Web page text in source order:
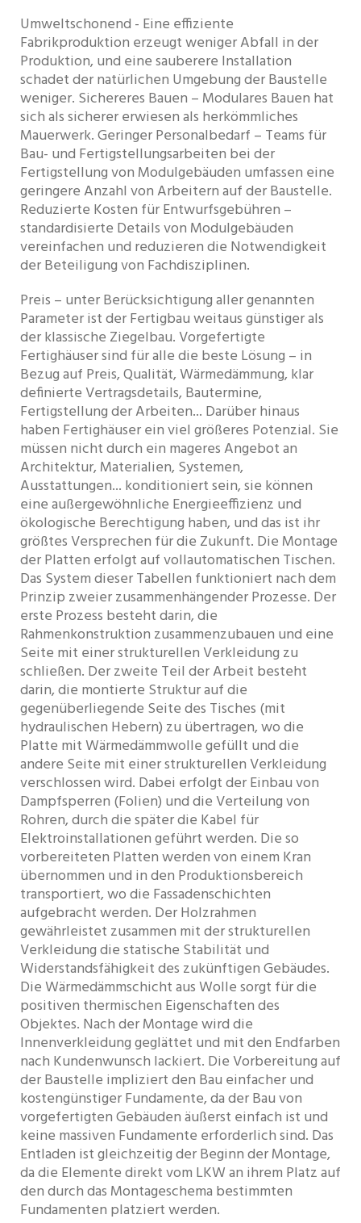
Umweltschonend - Eine effiziente
Fabrikproduktion erzeugt weniger Abfall in der
Produktion, und eine sauberere Installation
schadet der natürlichen Umgebung der Baustelle
weniger. Sichereres Bauen – Modulares Bauen hat
sich als sicherer erwiesen als herkömmliches
Mauerwerk. Geringer Personalbedarf – Teams für
Bau- und Fertigstellungsarbeiten bei der
Fertigstellung von Modulgebäuden umfassen eine
geringere Anzahl von Arbeitern auf der Baustelle.
Reduzierte Kosten für Entwurfsgebühren –
standardisierte Details von Modulgebäuden
vereinfachen und reduzieren die Notwendigkeit
der Beteiligung von Fachdisziplinen.
Preis – unter Berücksichtigung aller genannten
Parameter ist der Fertigbau weitaus günstiger als
der klassische Ziegelbau. Vorgefertigte
Fertighäuser sind für alle die beste Lösung – in
Bezug auf Preis, Qualität, Wärmedämmung, klar
definierte Vertragsdetails, Bautermine,
Fertigstellung der Arbeiten... Darüber hinaus
haben Fertighäuser ein viel größeres Potenzial. Sie
müssen nicht durch ein mageres Angebot an
Architektur, Materialien, Systemen,
Ausstattungen... konditioniert sein, sie können
eine außergewöhnliche Energieeffizienz und
ökologische Berechtigung haben, und das ist ihr
größtes Versprechen für die Zukunft. Die Montage
der Platten erfolgt auf vollautomatischen Tischen.
Das System dieser Tabellen funktioniert nach dem
Prinzip zweier zusammenhängender Prozesse. Der
erste Prozess besteht darin, die
Rahmenkonstruktion zusammenzubauen und eine
Seite mit einer strukturellen Verkleidung zu
schließen. Der zweite Teil der Arbeit besteht
darin, die montierte Struktur auf die
gegenüberliegende Seite des Tisches (mit
hydraulischen Hebern) zu übertragen, wo die
Platte mit Wärmedämmwolle gefüllt und die
andere Seite mit einer strukturellen Verkleidung
verschlossen wird. Dabei erfolgt der Einbau von
Dampfsperren (Folien) und die Verteilung von
Rohren, durch die später die Kabel für
Elektroinstallationen geführt werden. Die so
vorbereiteten Platten werden von einem Kran
übernommen und in den Produktionsbereich
transportiert, wo die Fassadenschichten
aufgebracht werden. Der Holzrahmen
gewährleistet zusammen mit der strukturellen
Verkleidung die statische Stabilität und
Widerstandsfähigkeit des zukünftigen Gebäudes.
Die Wärmedämmschicht aus Wolle sorgt für die
positiven thermischen Eigenschaften des
Objektes. Nach der Montage wird die
Innenverkleidung geglättet und mit den Endfarben
nach Kundenwunsch lackiert. Die Vorbereitung auf
der Baustelle impliziert den Bau einfacher und
kostengünstiger Fundamente, da der Bau von
vorgefertigten Gebäuden äußerst einfach ist und
keine massiven Fundamente erforderlich sind. Das
Entladen ist gleichzeitig der Beginn der Montage,
da die Elemente direkt vom LKW an ihrem Platz auf
den durch das Montageschema bestimmten
Fundamenten platziert werden.